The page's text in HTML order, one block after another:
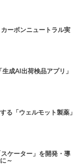
ーボンニュートラル実
成AI出荷検品アプリ」
る「ウェルモット製薬」
ケーター」を開発・導
～